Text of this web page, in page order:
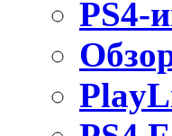
PS4-